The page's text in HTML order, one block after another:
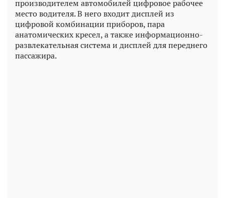
производителем автомобилей цифровое рабочее
место водителя. В него входит дисплей из
цифровой комбинации приборов, пара
анатомических кресел, а также информационно-
развлекательная система и дисплей для переднего
пассажира.